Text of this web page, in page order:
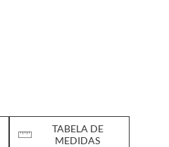
TABELA DE
MEDIDAS